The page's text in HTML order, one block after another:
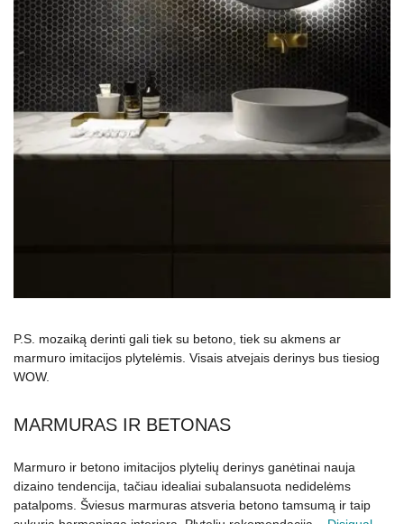
P.S. mozaiką derinti gali tiek su betono, tiek su akmens ar
marmuro imitacijos plytelėmis. Visais atvejais derinys bus tiesiog
WOW.
MARMURAS IR BETONAS
Marmuro ir betono imitacijos plytelių derinys ganėtinai nauja
dizaino tendencija, tačiau idealiai subalansuota nedidelėms
patalpoms. Šviesus marmuras atsveria betono tamsumą ir taip